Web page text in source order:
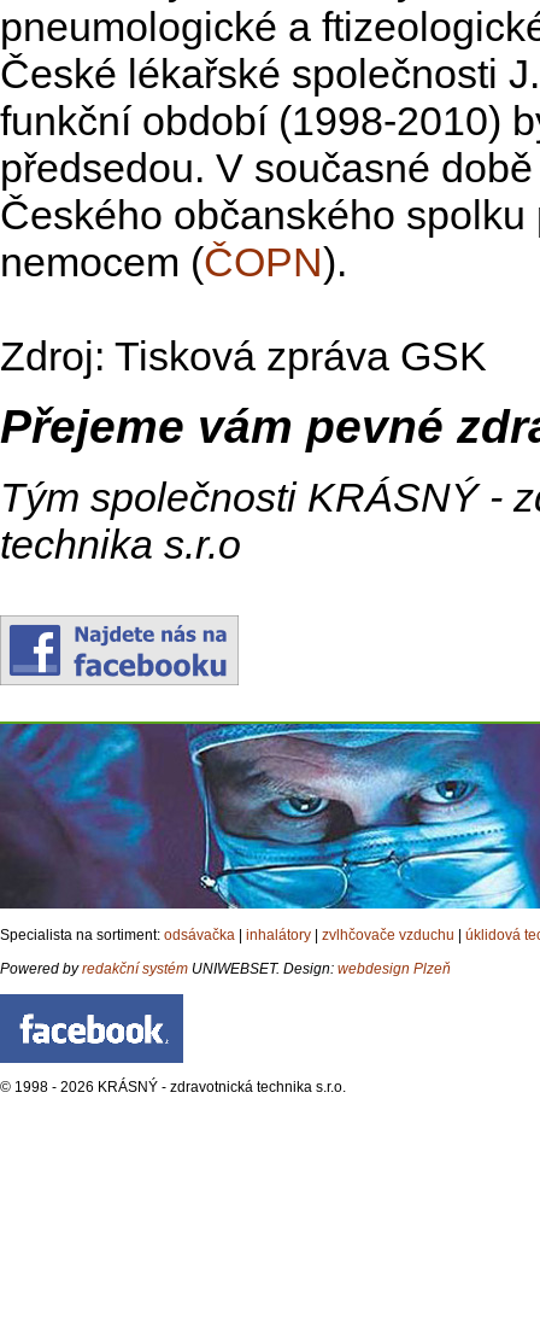
pneumologické a
České lékařské společnosti
funkční období (1998-2010)
předsedou. V současné
Českého občanského
nemocem (ČOPN).
Zdroj: Tisková zpráva GSK
Přejeme vám pevné
Tým společnosti KRÁSNÝ -
technika s.r.o
Specialista na sortiment: odsávačka inhalátory zvlhčovače vzduchu
úklidová
Powered byredakční systém UNIWEBSET. Design: webdesign Plzeň
© 1998 - 2026 KRÁSNÝ - zdravotnická technika s.r.o.